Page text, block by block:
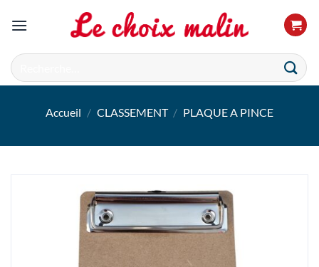
Recherche
pour :
Accueil / CLASSEMENT / PLAQUE A PINCE